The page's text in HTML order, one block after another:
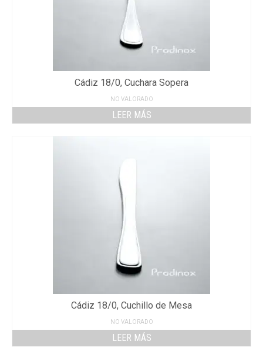
Cádiz 18/0, Cuchara Sopera
NO VALORADO
LEER MÁS
Cádiz 18/0, Cuchillo de Mesa
NO VALORADO
LEER MÁS